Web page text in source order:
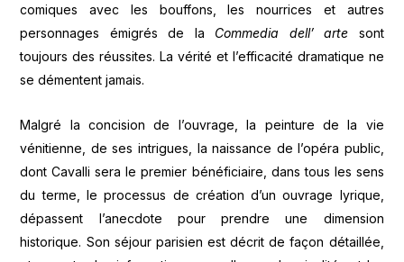
comiques avec les bouffons, les nourrices et autres
personnages émigrés de la Commedia dell’ arte sont
toujours des réussites. La vérité et l’efficacité dramatique ne
se démentent jamais.
Malgré la concision de l’ouvrage, la peinture de la vie
vénitienne, de ses intrigues, la naissance de l’opéra public,
dont Cavalli sera le premier bénéficiaire, dans tous les sens
du terme, le processus de création d’un ouvrage lyrique,
dépassent l’anecdote pour prendre une dimension
historique. Son séjour parisien est décrit de façon détaillée,